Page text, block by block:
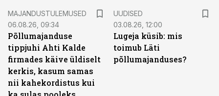
MAJANDUSTULEMUSED
06.08.26, 09:34
Põllumajanduse
tippjuhi Ahti Kalde
firmades käive üldiselt
kerkis, kasum samas
nii kahekordistus kui
UUDISED
03.08.26, 12:00
Lugeja küsib: mis
toimub Läti
põllumajanduses?